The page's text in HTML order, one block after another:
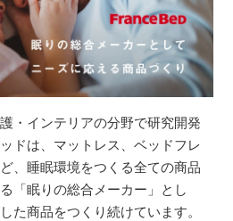
・インテリアの分野で研究開発
ドは、マットレス、ベッドフレ
、睡眠環境をつくる全ての商品
「眠りの総合メーカー」とし
た商品をつくり続けています。